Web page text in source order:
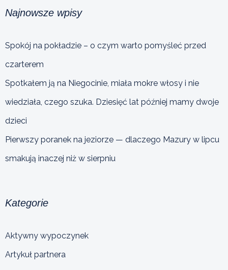
Najnowsze wpisy
Spokój na pokładzie – o czym warto pomyśleć przed
czarterem
Spotkałem ją na Niegocinie, miała mokre włosy i nie
wiedziała, czego szuka. Dziesięć lat później mamy dwoje
dzieci
Pierwszy poranek na jeziorze — dlaczego Mazury w lipcu
smakują inaczej niż w sierpniu
Kategorie
Aktywny wypoczynek
Artykuł partnera